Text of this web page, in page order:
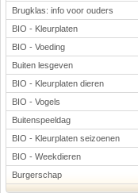
Brugklas: info voor ouders
BIO - Kleurplaten
BIO - Voeding
Buiten lesgeven
BIO - Kleurplaten dieren
BIO - Vogels
Buitenspeeldag
BIO - Kleurplaten seizoenen
BIO - Weekdieren
Burgerschap